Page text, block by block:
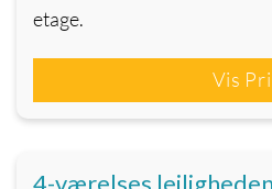
etage.
Vis
4-værelses lejligheden